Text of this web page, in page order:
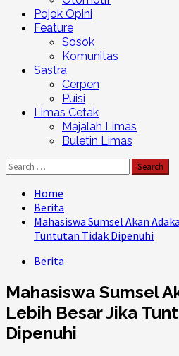
Pojok Opini
Feature
Sosok
Komunitas
Sastra
Cerpen
Puisi
Limas Cetak
Majalah Limas
Buletin Limas
Search
for:
Home
Berita
Mahasiswa Sumsel Akan
Tuntutan Tidak Dipenuhi
Berita
Mahasiswa Sumsel
Lebih Besar Jika
Dipenuhi